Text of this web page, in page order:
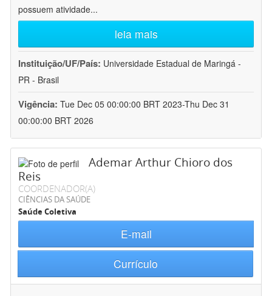
possuem atividade...
leia mais
Instituição/UF/País: Universidade Estadual de Maringá -
PR - Brasil
Vigência: Tue Dec 05 00:00:00 BRT 2023-Thu Dec 31
00:00:00 BRT 2026
Ademar Arthur Chioro dos
Reis
COORDENADOR(A)
CIÊNCIAS DA SAÚDE
Saúde Coletiva
E-mail
Currículo